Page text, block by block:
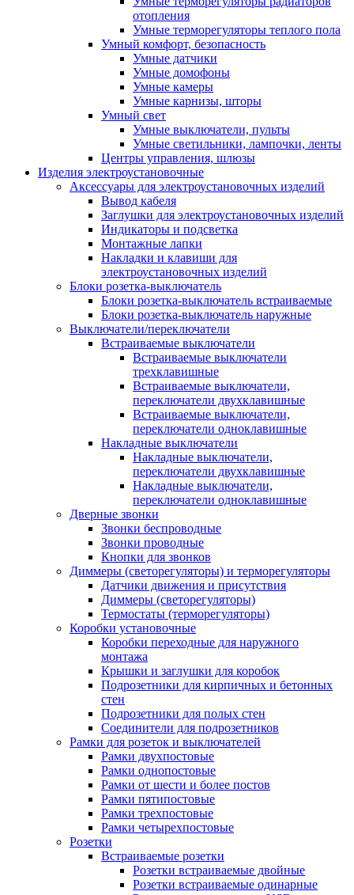
отопления
Умные терморегуляторы теплого пола
Умный комфорт, безопасность
Умные датчики
Умные домофоны
Умные камеры
Умные карнизы, шторы
Умный свет
Умные выключатели, пульты
Умные светильники, лампочки, ленты
Центры управления, шлюзы
Изделия электроустановочные
Аксессуары для электроустановочных изделий
Вывод кабеля
Заглушки для электроустановочных изделий
Индикаторы и подсветка
Монтажные лапки
Накладки и клавиши для
электроустановочных изделий
Блоки розетка-выключатель
Блоки розетка-выключатель встраиваемые
Блоки розетка-выключатель наружные
Выключатели/переключатели
Встраиваемые выключатели
Встраиваемые выключатели
трехклавишные
Встраиваемые выключатели,
переключатели двухклавишные
Встраиваемые выключатели,
переключатели одноклавишные
Накладные выключатели
Накладные выключатели,
переключатели двухклавишные
Накладные выключатели,
переключатели одноклавишные
Дверные звонки
Звонки беспроводные
Звонки проводные
Кнопки для звонков
Диммеры (светорегуляторы) и терморегуляторы
Датчики движения и присутствия
Диммеры (светорегуляторы)
Термостаты (терморегуляторы)
Коробки установочные
Коробки переходные для наружного
монтажа
Крышки и заглушки для коробок
Подрозетники для кирпичных и бетонных
стен
Подрозетники для полых стен
Соединители для подрозетников
Рамки для розеток и выключателей
Рамки двухпостовые
Рамки однопостовые
Рамки от шести и более постов
Рамки пятипостовые
Рамки трехпостовые
Рамки четырехпостовые
Розетки
Встраиваемые розетки
Розетки встраиваемые двойные
Розетки встраиваемые одинарные